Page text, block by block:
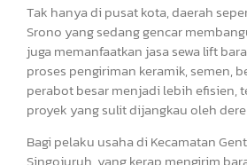
Tak hanya di pusat kota, daerah
Srono yang sedang gencar
juga memanfaatkan jasa sewa lift
proses pengiriman keramik, semen,
perabot besar menjadi lebih efisien,
proyek yang sulit dijangkau oleh
Bagi pelaku usaha di Kecamatan